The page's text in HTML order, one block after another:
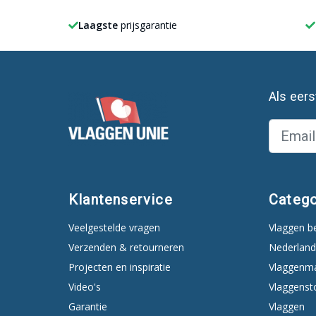
Laagste prijsgarantie
Als
Klantenservice
Veelgestelde vragen
Verzenden & retourneren
Projecten en inspiratie
Video's
Garantie
Vlaggen
Vlaggen